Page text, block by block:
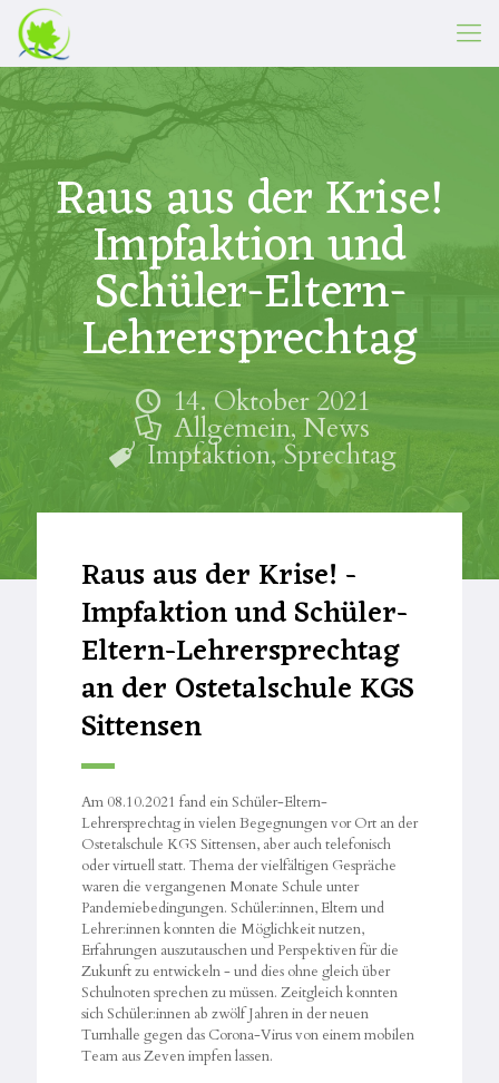
Raus aus der Krise!
Impfaktion und
Schüler-Eltern-
Lehrersprechtag
14. Oktober 2021
Allgemein, News
Impfaktion, Sprechtag
Raus aus der Krise! -
Impfaktion und Schüler-
Eltern-Lehrersprechtag
an der Ostetalschule KGS
Sittensen
Am 08.10.2021 fand ein Schüler-Eltern-
Lehrersprechtag in vielen Begegnungen vor Ort an der
Ostetalschule KGS Sittensen, aber auch telefonisch
oder virtuell statt. Thema der vielfältigen Gespräche
waren die vergangenen Monate Schule unter
Pandemiebedingungen. Schüler:innen, Eltern und
Lehrer:innen konnten die Möglichkeit nutzen,
Erfahrungen auszutauschen und Perspektiven für die
Zukunft zu entwickeln - und dies ohne gleich über
Schulnoten sprechen zu müssen. Zeitgleich konnten
sich Schüler:innen ab zwölf Jahren in der neuen
Turnhalle gegen das Corona-Virus von einem mobilen
Team aus Zeven impfen lassen.